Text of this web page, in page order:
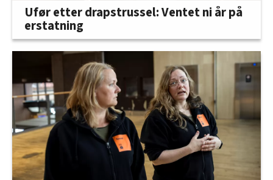
Ufør etter drapstrussel: Ventet ni år på
erstatning